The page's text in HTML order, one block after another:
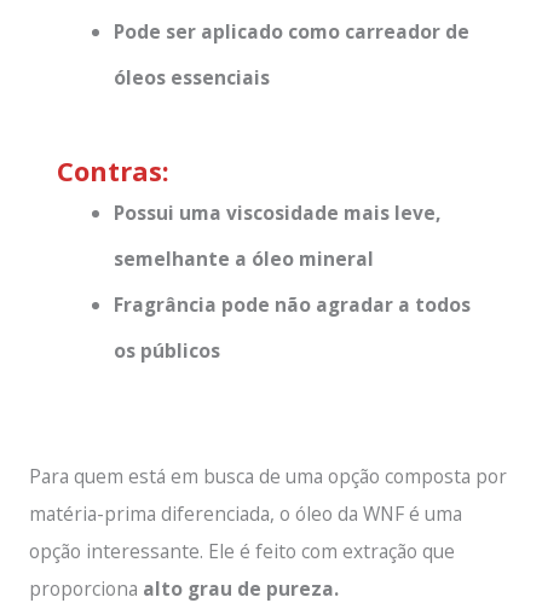
Pode ser aplicado como carreador de
óleos essenciais
Contras:
Possui uma viscosidade mais leve,
semelhante a óleo mineral
Fragrância pode não agradar a todos
os públicos
Para quem está em busca de uma opção composta por
matéria-prima diferenciada, o óleo da WNF é uma
opção interessante. Ele é feito com extração que
proporciona alto grau de pureza.